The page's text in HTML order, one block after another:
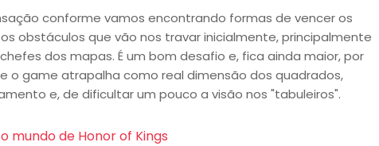
conforme vamos encontrando formas de vencer os
obstáculos que vão nos travar inicialmente, principalmente
dos mapas. É um bom desafio e, fica ainda maior, por
o game atrapalha como real dimensão dos quadrados,
e, de dificultar um pouco a visão nos "tabuleiros".
mundo de Honor of Kings